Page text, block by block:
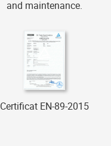
and maintenance.
Certificat EN-89-2015